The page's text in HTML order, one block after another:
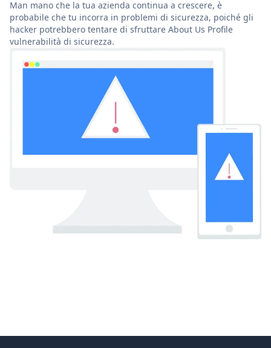
Man mano che la tua azienda continua a crescere, è
probabile che tu incorra in problemi di sicurezza, poiché gli
hacker potrebbero tentare di sfruttare About Us Profile
vulnerabilità di sicurezza.